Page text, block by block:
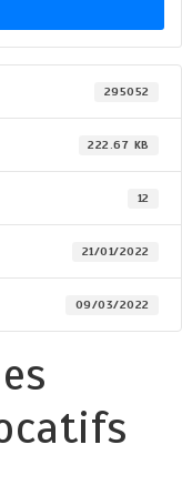
295052
222.67 KB
12
21/01/2022
09/03/2022